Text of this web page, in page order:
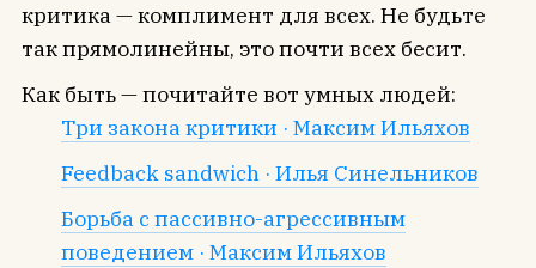
критика — комплимент для всех. Не будьте
так прямолинейны, это почти всех бесит.
Как быть — почитайте вот умных людей:
Три закона критики · Максим Ильяхов
Feedback sandwich · Илья Синельников
Борьба с пассивно-агрессивным
поведением · Максим Ильяхов